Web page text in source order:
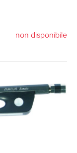
non disponibile